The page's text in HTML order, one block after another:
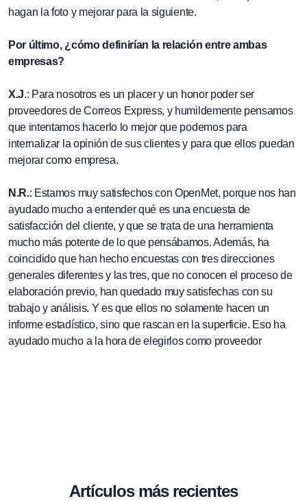
hagan la foto y mejorar para la siguiente.
Por último, ¿cómo definirían la relación entre ambas
empresas?
X.J.: Para nosotros es un placer y un honor poder ser
proveedores de Correos Express, y humildemente pensamos
que intentamos hacerlo lo mejor que podemos para
internalizar la opinión de sus clientes y para que ellos puedan
mejorar como empresa.
N.R.: Estamos muy satisfechos con OpenMet, porque nos han
ayudado mucho a entender qué es una encuesta de
satisfacción del cliente, y que se trata de una herramienta
mucho más potente de lo que pensábamos. Además, ha
coincidido que han hecho encuestas con tres direcciones
generales diferentes y las tres, que no conocen el proceso de
elaboración previo, han quedado muy satisfechas con su
trabajo y análisis. Y es que ellos no solamente hacen un
informe estadístico, sino que rascan en la superficie. Eso ha
ayudado mucho a la hora de elegirlos como proveedor
Artículos más recientes